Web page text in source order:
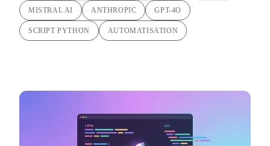
MISTRAL AI ANTHROPIC GPT-4O
SCRIPT PYTHON AUTOMATISATION